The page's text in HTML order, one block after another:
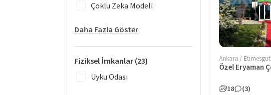
Çoklu Zeka Modeli
Daha Fazla Göster
Fiziksel İmkanlar (23)
Uyku Odası
Ankara / Etimesgut
18 (3)